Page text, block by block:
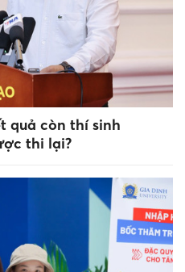
quả còn thí sinh
thi lại?